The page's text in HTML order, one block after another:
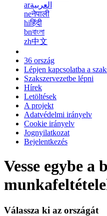
arالعربية
neनेपाली
hiहिंदी
bnবাংলা
zh中文
36 ország
Lépjen kapcsolatba a
Szakszervezetbe lépni
Hírek
Letöltések
A projekt
Adatvédelmi irányelv
Cookie irányelv
Jognyilatkozat
Bejelentkezés
Vesse egybe a
Válassza ki az országát